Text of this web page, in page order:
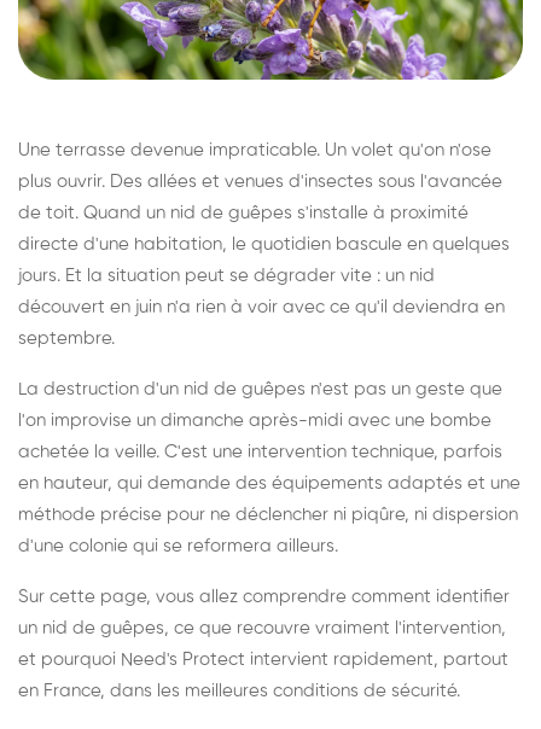
Une terrasse devenue impraticable. Un volet qu'on n'ose
plus ouvrir. Des allées et venues d'insectes sous l'avancée
de toit. Quand un nid de guêpes s'installe à proximité
directe d'une habitation, le quotidien bascule en quelques
jours. Et la situation peut se dégrader vite : un nid
découvert en juin n'a rien à voir avec ce qu'il deviendra en
septembre.
La destruction d'un nid de guêpes n'est pas un geste que
l'on improvise un dimanche après-midi avec une bombe
achetée la veille. C'est une intervention technique, parfois
en hauteur, qui demande des équipements adaptés et une
méthode précise pour ne déclencher ni piqûre, ni dispersion
d'une colonie qui se reformera ailleurs.
Sur cette page, vous allez comprendre comment identifier
un nid de guêpes, ce que recouvre vraiment l'intervention,
et pourquoi Need's Protect intervient rapidement, partout
en France, dans les meilleures conditions de sécurité.